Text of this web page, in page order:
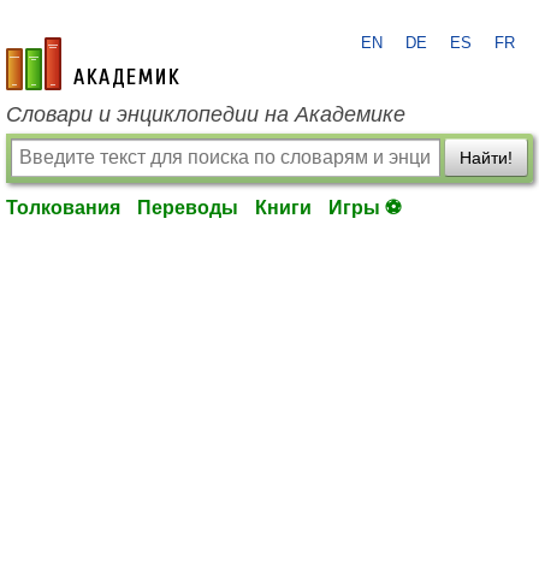
academic.ru
EN DE ES FR
Словари и энциклопедии на Академике
Найти!
Толкования Переводы Книги Игры ⚽